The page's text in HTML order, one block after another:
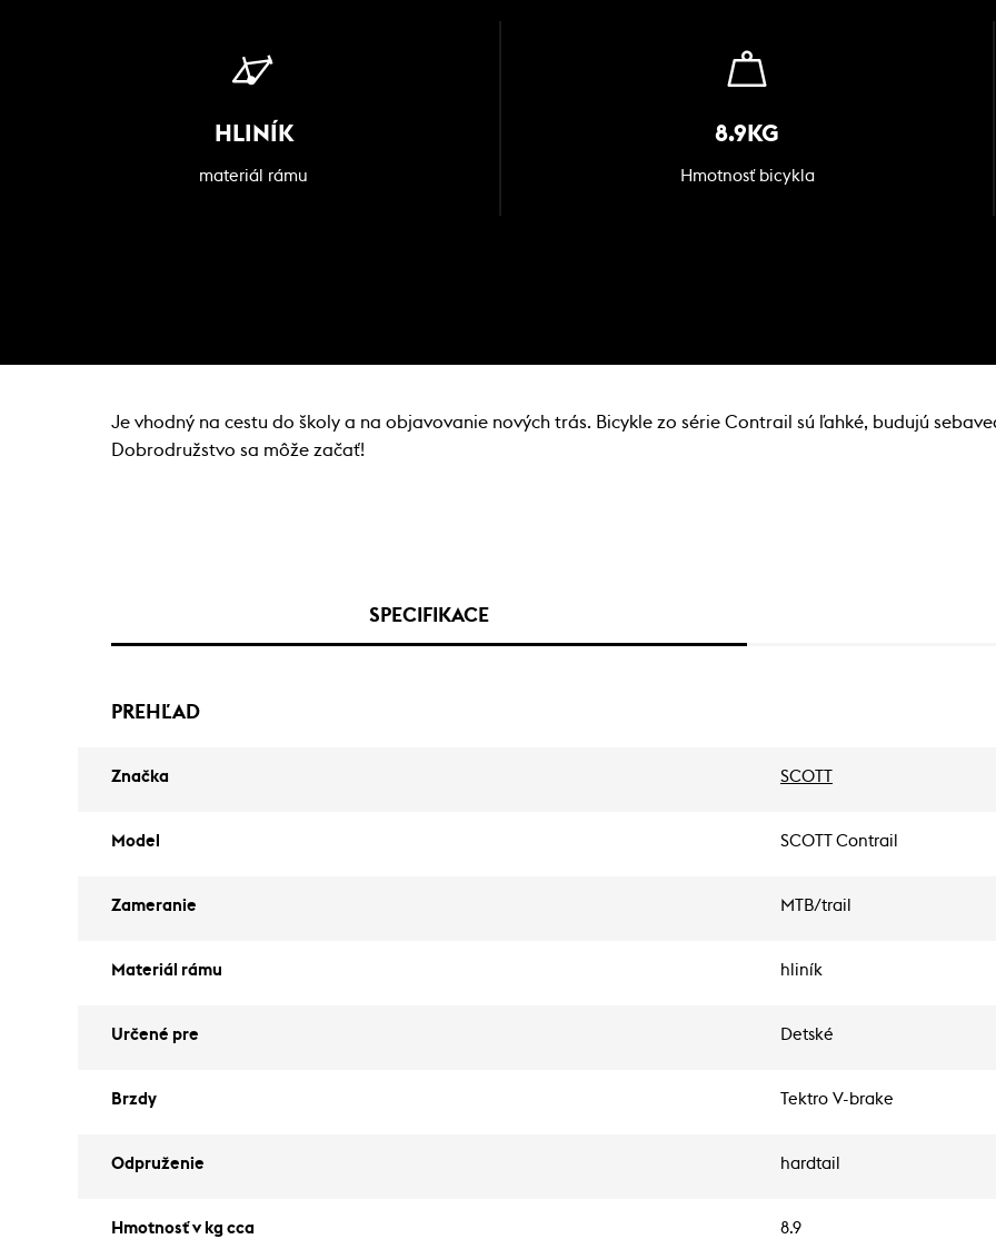
HLINÍK
materiál rámu
8.9KG
Hmotnosť bicykla
Je vhodný na cestu do školy a na objavovanie nových trás. Bicykle zo série Contrail sú ľahké, budujú
Dobrodružstvo sa môže začať!
SPECIFIKACE
PREHĽAD
Značka SCOTT
Model SCOTT Contrail
Zameranie MTB/trail
Materiál rámu hliník
Určené pre Detské
Brzdy Tektro V-brake
Odpruženie hardtail
Hmotnosť v kg cca 8.9